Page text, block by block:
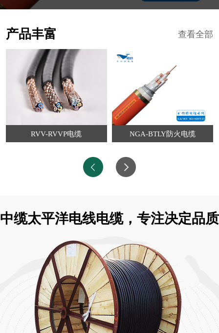
查看全部
产品丰富
RVV-RVVP电缆 NGA-BTLY防火电缆
中缆太平洋电线电缆，专注决定品质